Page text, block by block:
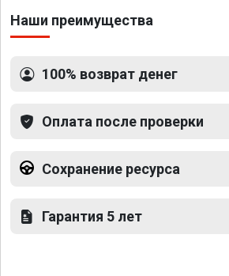
Наши преимущества
100% возврат денег
Оплата после проверки
Сохранение ресурса
Гарантия 5 лет